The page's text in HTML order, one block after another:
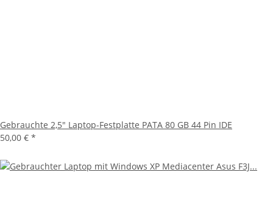
Gebrauchte 2,5" Laptop-Festplatte PATA 80 GB 44 Pin IDE
50,00 € *